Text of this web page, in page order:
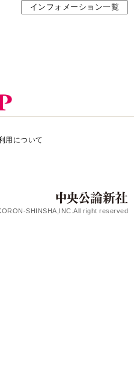
インフォメーション一覧
用について
SHINSHA,INC.All right reserved